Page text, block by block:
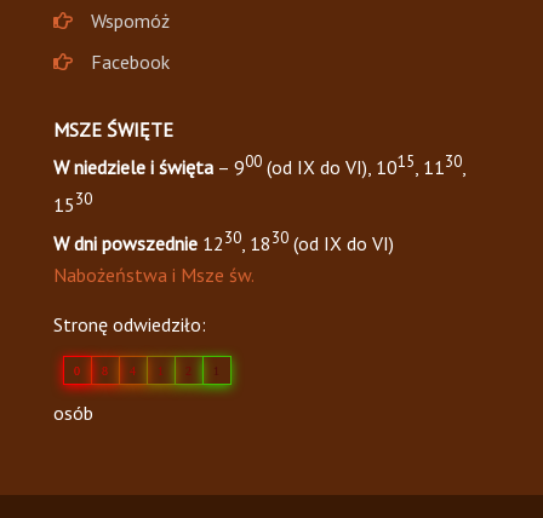
Wspomóż
Facebook
MSZE ŚWIĘTE
W niedziele i święta – 900 (od IX do VI), 1015, 1130,
1530
W dni powszednie 1230, 1830 (od IX do VI)
Nabożeństwa i Msze św.
Stronę odwiedziło:
0 8 4 1 1
osób